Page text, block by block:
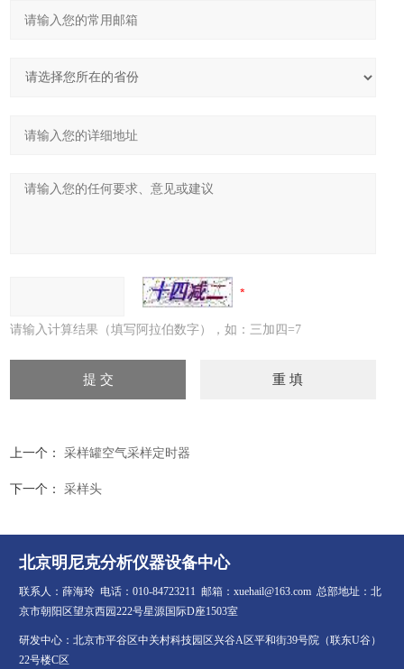
请输入计算结果（填写阿拉伯数字），如：三加四=7
上一个： 采样罐空气采样定时器
下一个： 采样头
北京明尼克分析仪器设备中心
联系人：薛海玲 电话：010-84723211 邮箱：xuehail@163.com 总部地址：北
京市朝阳区望京西园222号星源国际D座1503室
研发中心：北京市平谷区中关村科技园区兴谷A区平和街39号院（联东U谷）
22号楼C区